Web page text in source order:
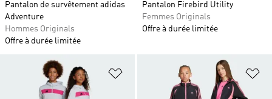
Pantalon de survêtement adidas
Adventure
Hommes Originals
Offre à durée limitée
Pantalon Firebird Utility
Femmes Originals
Offre à durée limitée
Ajouter à la Liste de produits